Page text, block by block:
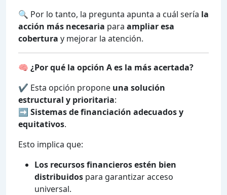
🔍 Por lo tanto, la pregunta apunta a cuál sería la
acción más necesaria para ampliar esa
cobertura y mejorar la atención.
🧠 ¿Por qué la opción A es la más acertada?
✔️ Esta opción propone una solución
estructural y prioritaria:
➡️ Sistemas de financiación adecuados y
equitativos.
Esto implica que:
Los recursos financieros estén bien
distribuidos para garantizar acceso
universal.